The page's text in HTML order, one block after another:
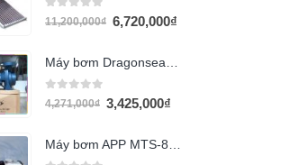
0 out of 5
11,200,000₫ 6,720,000₫
0 out of 5
4,271,000₫ 3,425,000₫